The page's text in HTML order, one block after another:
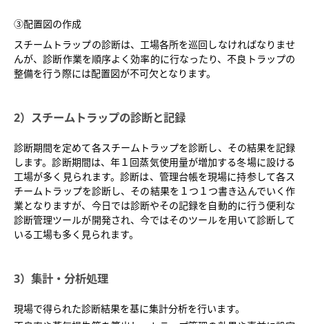
③配置図の作成
スチームトラップの診断は、工場各所を巡回しなければなりませ
んが、診断作業を順序よく効率的に行なったり、不良トラップの
整備を行う際には配置図が不可欠となります。
2）スチームトラップの診断と記録
診断期間を定めて各スチームトラップを診断し、その結果を記録
します。診断期間は、年１回蒸気使用量が増加する冬場に設ける
工場が多く見られます。診断は、管理台帳を現場に持参して各ス
チームトラップを診断し、その結果を１つ１つ書き込んでいく作
業となりますが、今日では診断やその記録を自動的に行う便利な
診断管理ツールが開発され、今ではそのツールを用いて診断して
いる工場も多く見られます。
3）集計・分析処理
現場で得られた診断結果を基に集計分析を行います。